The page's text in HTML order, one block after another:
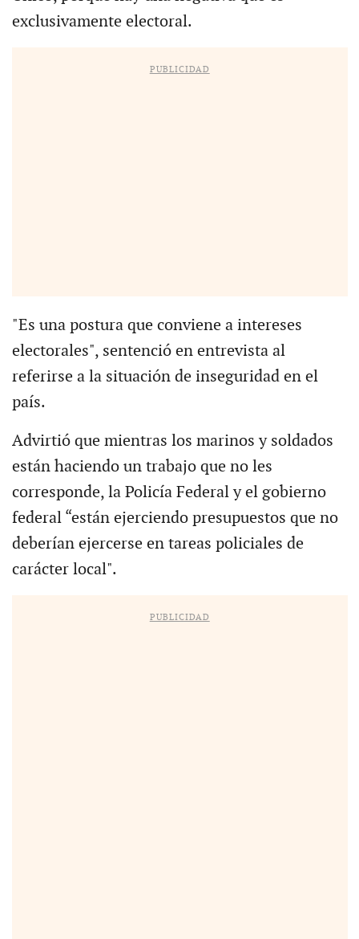
exclusivamente electoral.
PUBLICIDAD
"Es una postura que conviene a intereses
electorales", sentenció en entrevista al
referirse a la situación de inseguridad en el
país.
Advirtió que mientras los marinos y soldados
están haciendo un trabajo que no les
corresponde, la Policía Federal y el gobierno
federal “están ejerciendo presupuestos que no
deberían ejercerse en tareas policiales de
carácter local".
PUBLICIDAD